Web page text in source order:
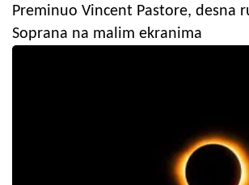
Preminuo Vincent Pastore, desna
Soprana na malim ekranima